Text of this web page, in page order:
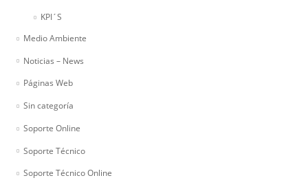
KPI´S
Medio Ambiente
Noticias – News
Páginas Web
Sin categoría
Soporte Online
Soporte Técnico
Soporte Técnico Online